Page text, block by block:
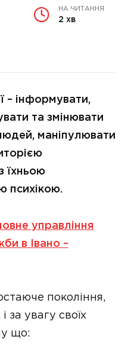
НА ЧИТАННЯ
2 хв
– інформувати,
та змінювати
маніпулювати
їхньою
психікою.
управління
в Івано –
покоління,
за увагу своїх
що: